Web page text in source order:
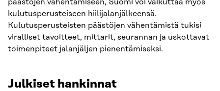
päästöjen vähentämiseen, Suomi voi vaikuttaa myös
kulutusperusteiseen hiilijalanjälkeensä.
Kulutusperusteisten päästöjen vähentämistä tukisi
viralliset tavoitteet, mittarit, seurannan ja uskottavat
toimenpiteet jalanjäljen pienentämiseksi.
Julkiset hankinnat